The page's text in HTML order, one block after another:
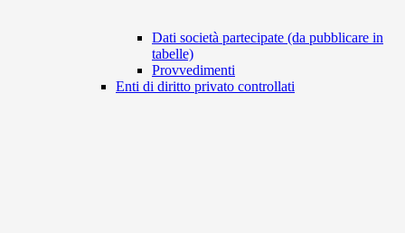
Dati società partecipate (da pubblicare in
tabelle)
Provvedimenti
Enti di diritto privato controllati